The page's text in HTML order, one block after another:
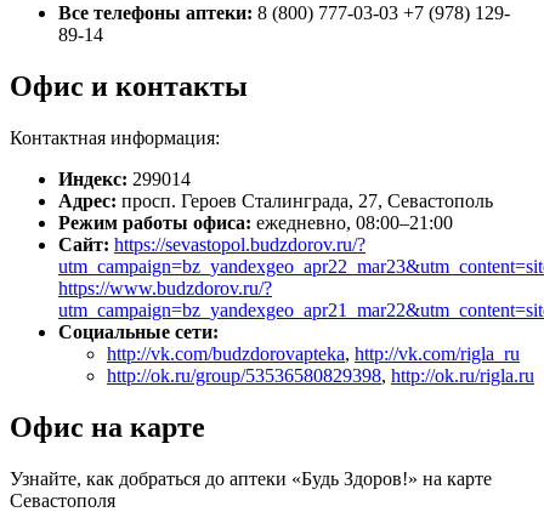
Все телефоны аптеки: 8 (800) 777-03-03 +7 (978) 129-
89-14
Офис и контакты
Контактная информация:
Индекс: 299014
Адрес: просп. Героев Сталинграда, 27, Севастополь
Режим работы офиса: ежедневно, 08:00–21:00
Сайт: https://sevastopol.budzdorov.ru/?
https://www.budzdorov.ru/?
Социальные сети:
http://vk.com/budzdorovapteka, http://vk.com/rigla_ru
http://ok.ru/group/53536580829398, http://ok.ru/rigla.ru
Офис на карте
Узнайте, как добраться до аптеки «Будь Здоров!» на карте
Севастополя